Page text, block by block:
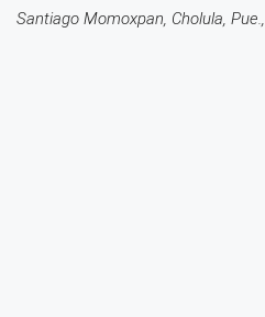
Santiago Momoxpan, Cholula,